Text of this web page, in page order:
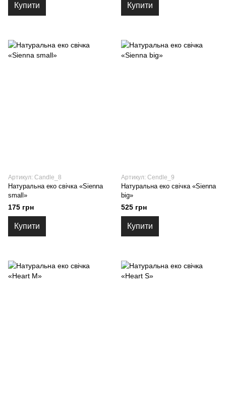
Купити Купити
Артикул: Candle_8
Натуральна еко свічка «Sienna
small»
175 грн
Купити
Артикул: Cendle_9
Натуральна еко свічка «Sienna
big»
525 грн
Купити